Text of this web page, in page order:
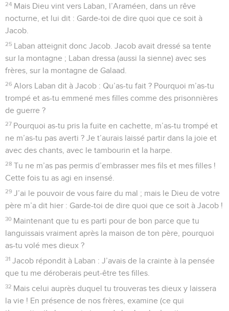
24 Mais Dieu vint vers Laban, l’Araméen, dans un rêve
nocturne, et lui dit : Garde-toi de dire quoi que ce soit à
Jacob.
25 Laban atteignit donc Jacob. Jacob avait dressé sa tente
sur la montagne ; Laban dressa (aussi la sienne) avec ses
frères, sur la montagne de Galaad.
26 Alors Laban dit à Jacob : Qu’as-tu fait ? Pourquoi m’as-tu
trompé et as-tu emmené mes filles comme des prisonnières
de guerre ?
27 Pourquoi as-tu pris la fuite en cachette, m’as-tu trompé et
ne m’as-tu pas averti ? Je t’aurais laissé partir dans la joie et
avec des chants, avec le tambourin et la harpe.
28 Tu ne m’as pas permis d’embrasser mes fils et mes filles !
Cette fois tu as agi en insensé.
29 J’ai le pouvoir de vous faire du mal ; mais le Dieu de votre
père m’a dit hier : Garde-toi de dire quoi que ce soit à Jacob !
30 Maintenant que tu es parti pour de bon parce que tu
languissais vraiment après la maison de ton père, pourquoi
as-tu volé mes dieux ?
31 Jacob répondit à Laban : J’avais de la crainte à la pensée
que tu me déroberais peut-être tes filles.
32 Mais celui auprès duquel tu trouveras tes dieux y laissera
la vie ! En présence de nos frères, examine (ce qui